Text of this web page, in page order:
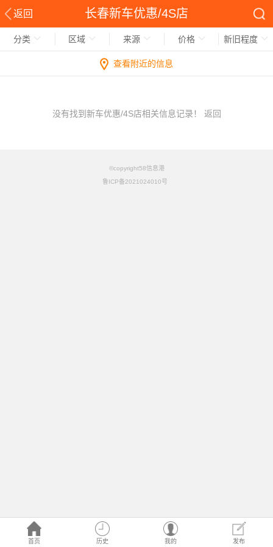
返回 长春新车优惠/4S店
首页 历史 我的 发布
分类 区域 来源 价格 新旧程度
查看附近的信息
没有找到新车优惠/4S店相关信息记录！ 返回
©copyright58信息港
鲁ICP备2021024010号